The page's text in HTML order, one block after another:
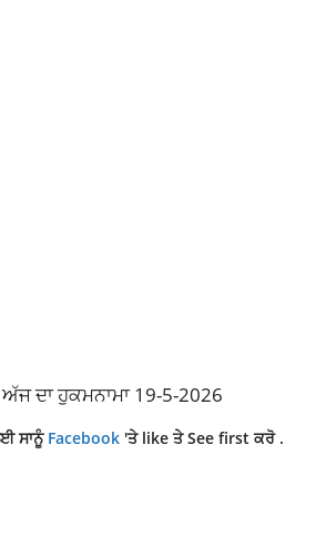
ਦਾ ਹੁਕਮਨਾਮਾ 19-5-2026
ਸਾਨੂੰ Facebook 'ਤੇ like ਤੇ See first ਕਰੋ .